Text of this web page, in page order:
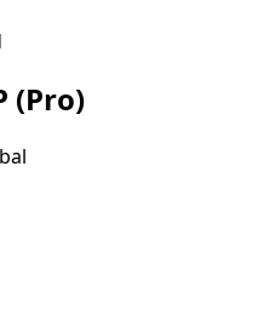
(Pro)